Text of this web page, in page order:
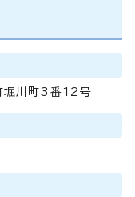
川町3番12号